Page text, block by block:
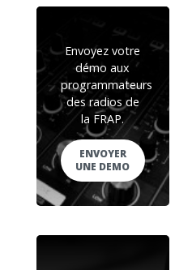
Envoyez votre
démo aux
programmateurs
des radios de
la FRAP.
ENVOYER
UNE DEMO